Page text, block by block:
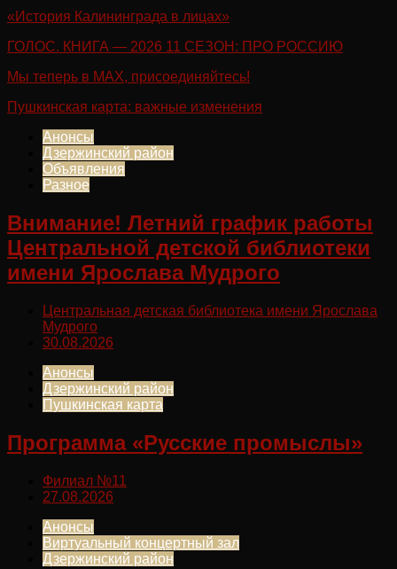
«История Калининграда в лицах»
ГОЛОС. КНИГА — 2026 11 СЕЗОН: ПРО РОССИЮ
Мы теперь в МАХ, присоединяйтесь!
Пушкинская карта: важные изменения
Анонсы
Дзержинский район
Объявления
Разное
Внимание! Летний график работы
Центральной детской библиотеки
имени Ярослава Мудрого
Центральная детская библиотека имени Ярослава
Мудрого
30.08.2026
Анонсы
Дзержинский район
Пушкинская карта
Программа «Русские промыслы»
Филиал №11
27.08.2026
Анонсы
Виртуальный концертный зал
Дзержинский район